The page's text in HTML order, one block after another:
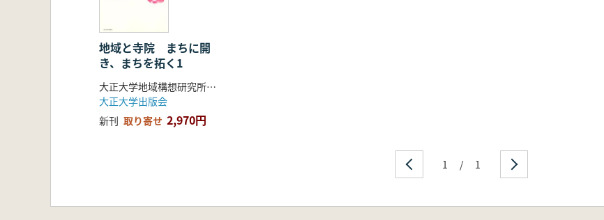
地域と寺院 まちに開
き、まちを拓く1
大正大学地域構想研究所・BSR推進センター 編著
大正大学出版会
新刊 取り寄せ 2,970円
1 / 1